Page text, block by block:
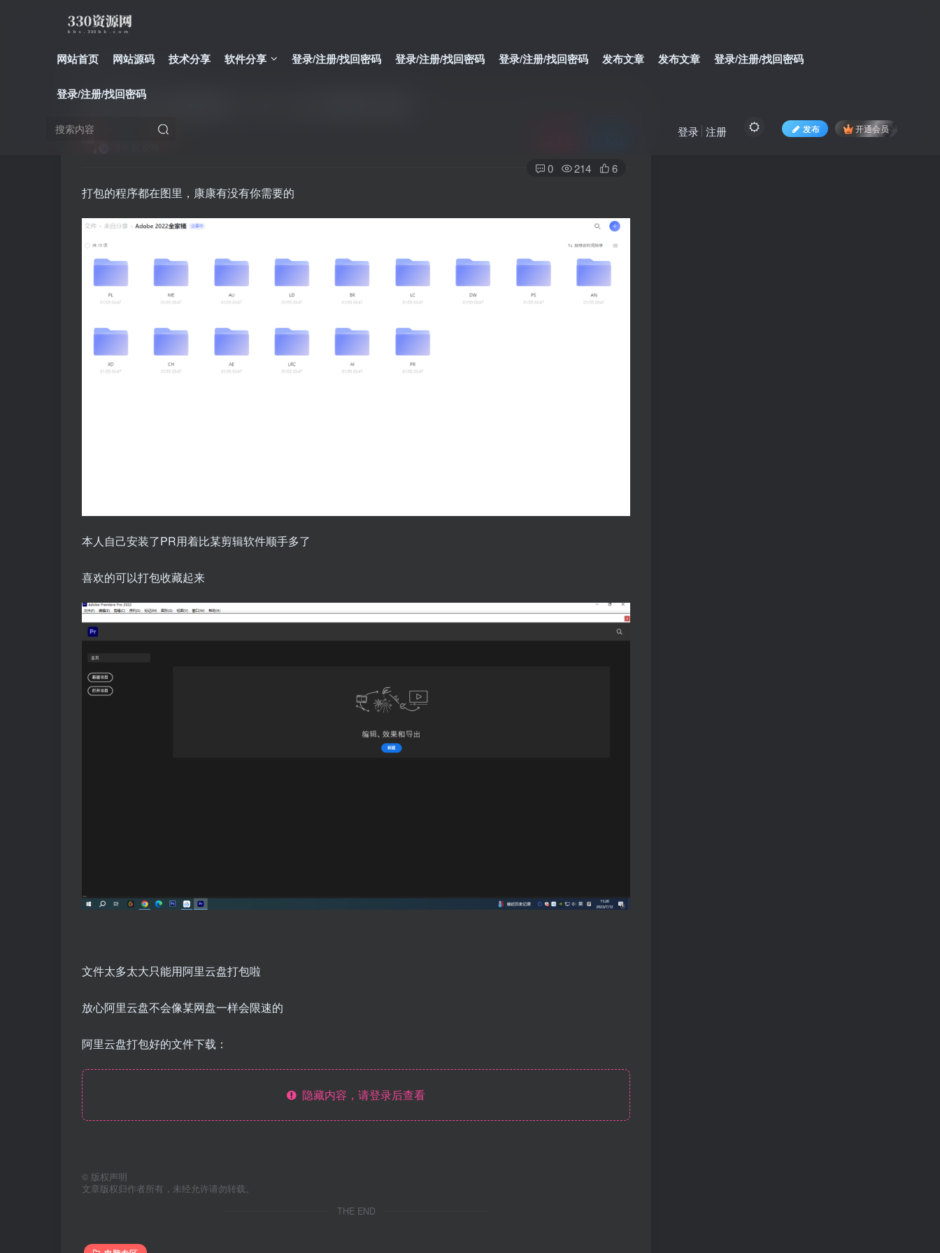
网站首页 网站源码 技术分享 软件分享 登录/注册/找回密码 登录/注册/找回密码 登录/注册/找回密码 发布文章 发布文章 登录/注册/找回密码
登录/注册/找回密码
发布 开通会员
登录 注册
首页 电脑专区 正文
Adobe 2022全家桶(PS、PR、AE)下载即可安装
0 214 6
打包的程序都在图里，康康有没有你需要的
本人自己安装了PR用着比某剪辑软件顺手多了
喜欢的可以打包收藏起来
文件太多太大只能用阿里云盘打包啦
放心阿里云盘不会像某网盘一样会限速的
阿里云盘打包好的文件下载：
隐藏内容，请登录后查看
© 版权声明
文章版权归作者所有，未经允许请勿转载。
THE END